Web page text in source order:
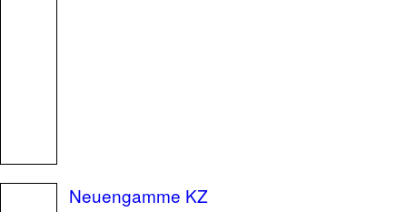
Neuengamme KZ